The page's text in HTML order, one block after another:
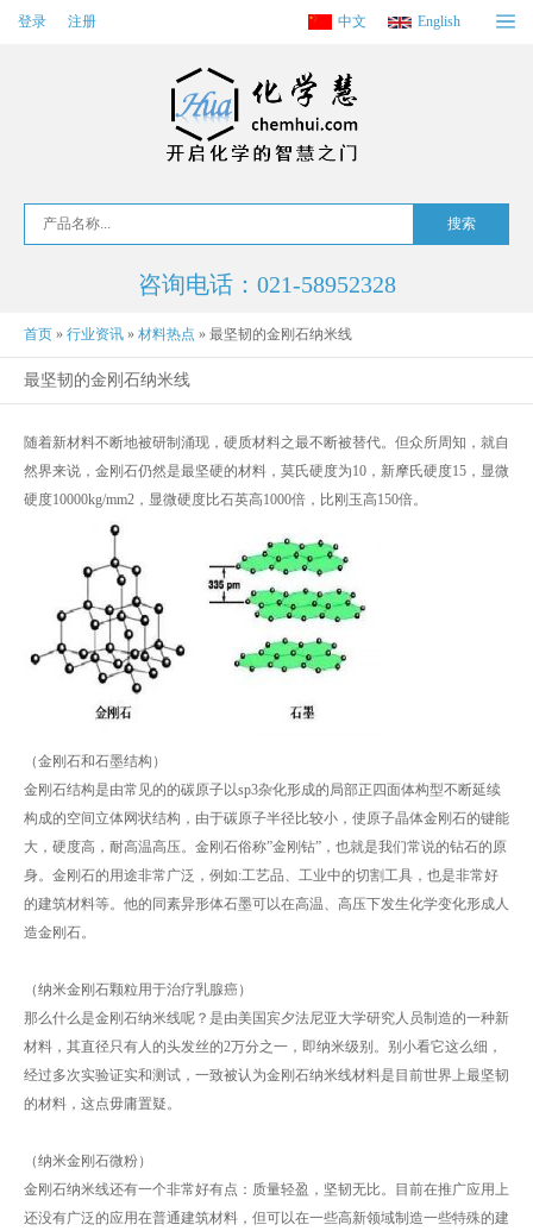
登录 注册 中文 English
咨询电话：021-58952328
首页 » 行业资讯 » 材料热点 » 最坚韧的金刚石纳米线
最坚韧的金刚石纳米线
随着新材料不断地被研制涌现，硬质材料之最不断被替代。但众所周知，就自
然界来说，金刚石仍然是最坚硬的材料，莫氏硬度为10，新摩氏硬度15，显微
硬度10000kg/mm2，显微硬度比石英高1000倍，比刚玉高150倍。
（金刚石和石墨结构）
金刚石结构是由常见的的碳原子以sp3杂化形成的局部正四面体构型不断延续
构成的空间立体网状结构，由于碳原子半径比较小，使原子晶体金刚石的键能
大，硬度高，耐高温高压。金刚石俗称”金刚钻”，也就是我们常说的钻石的原
身。金刚石的用途非常广泛，例如:工艺品、工业中的切割工具，也是非常好
的建筑材料等。他的同素异形体石墨可以在高温、高压下发生化学变化形成人
造金刚石。
（纳米金刚石颗粒用于治疗乳腺癌）
那么什么是金刚石纳米线呢？是由美国宾夕法尼亚大学研究人员制造的一种新
材料，其直径只有人的头发丝的2万分之一，即纳米级别。别小看它这么细，
经过多次实验证实和测试，一致被认为金刚石纳米线材料是目前世界上最坚韧
的材料，这点毋庸置疑。
（纳米金刚石微粉）
金刚石纳米线还有一个非常好有点：质量轻盈，坚韧无比。目前在推广应用上
还没有广泛的应用在普通建筑材料，但可以在一些高新领域制造一些特殊的建